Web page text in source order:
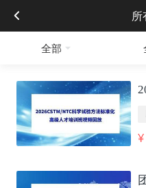
所
全部